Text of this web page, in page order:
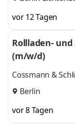
vor 12 Tagen
Rollladen-
(m/w/d)
Cossmann &
Berlin
vor 8 Tagen